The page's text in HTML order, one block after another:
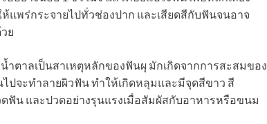
แพร่กระจายไปทั่วช่องปาก และเสียดสีกับฟันจนอาจ
ย
ำตาลเป็นสาเหตุหลักของฟันผุ มักเกิดจากการสะสมของ
ไปจะทำลายผิวฟัน ทำให้เกิดหลุมและมีจุดสีขาว สี
น และปวดอย่างรุนแรงเมื่อสัมผัสกับอาหารหรือขนม